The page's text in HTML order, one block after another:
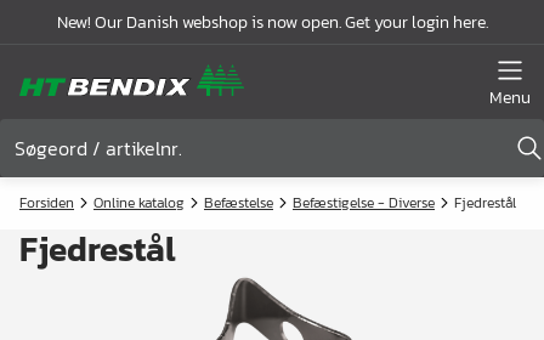
New! Our Danish webshop is now open. Get your login here.
Menu
Forsiden Online katalog Befæstelse Befæstigelse - Diverse Fjedrestål
Fjedrestål